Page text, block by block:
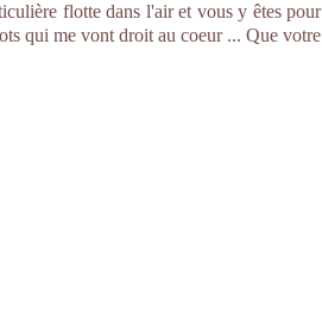
flotte dans l'air et vous y êtes pour
qui me vont droit au coeur ... Que votre